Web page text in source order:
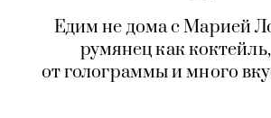
Едим не дома с Марией
румянец как
от голограммы и много